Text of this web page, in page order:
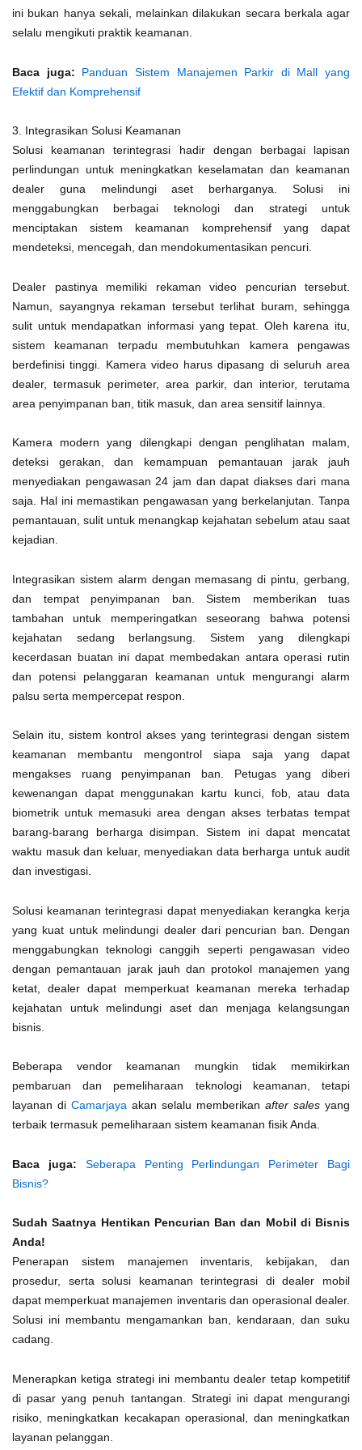
ini bukan hanya sekali, melainkan dilakukan secara berkala agar
selalu mengikuti praktik keamanan.
Baca juga:
Panduan Sistem Manajemen Parkir di Mall yang
Efektif dan Komprehensif
3. Integrasikan Solusi Keamanan
Solusi keamanan terintegrasi hadir dengan berbagai lapisan
perlindungan untuk meningkatkan keselamatan dan keamanan
dealer guna melindungi aset berharganya. Solusi ini
menggabungkan berbagai teknologi dan strategi untuk
menciptakan sistem keamanan komprehensif yang dapat
mendeteksi, mencegah, dan mendokumentasikan pencuri.
Dealer pastinya memiliki rekaman video pencurian tersebut.
Namun, sayangnya rekaman tersebut terlihat buram, sehingga
sulit untuk mendapatkan informasi yang tepat. Oleh karena itu,
sistem keamanan terpadu membutuhkan kamera pengawas
berdefinisi tinggi. Kamera video harus dipasang di seluruh area
dealer, termasuk perimeter, area parkir, dan interior, terutama
area penyimpanan ban, titik masuk, dan area sensitif lainnya.
Kamera modern yang dilengkapi dengan penglihatan malam,
deteksi gerakan, dan kemampuan pemantauan jarak jauh
menyediakan pengawasan 24 jam dan dapat diakses dari mana
saja. Hal ini memastikan pengawasan yang berkelanjutan. Tanpa
pemantauan, sulit untuk menangkap kejahatan sebelum atau saat
kejadian.
Integrasikan sistem alarm dengan memasang di pintu, gerbang,
dan tempat penyimpanan ban. Sistem memberikan tuas
tambahan untuk memperingatkan seseorang bahwa potensi
kejahatan sedang berlangsung. Sistem yang dilengkapi
kecerdasan buatan ini dapat membedakan antara operasi rutin
dan potensi pelanggaran keamanan untuk mengurangi alarm
palsu serta mempercepat respon.
Selain itu, sistem kontrol akses yang terintegrasi dengan sistem
keamanan membantu mengontrol siapa saja yang dapat
mengakses ruang penyimpanan ban. Petugas yang diberi
kewenangan dapat menggunakan kartu kunci, fob, atau data
biometrik untuk memasuki area dengan akses terbatas tempat
barang-barang berharga disimpan. Sistem ini dapat mencatat
waktu masuk dan keluar, menyediakan data berharga untuk audit
dan investigasi.
Solusi keamanan terintegrasi dapat menyediakan kerangka kerja
yang kuat untuk melindungi dealer dari pencurian ban. Dengan
menggabungkan teknologi canggih seperti pengawasan video
dengan pemantauan jarak jauh dan protokol manajemen yang
ketat, dealer dapat memperkuat keamanan mereka terhadap
kejahatan untuk melindungi aset dan menjaga kelangsungan
bisnis.
Beberapa vendor keamanan mungkin tidak memikirkan
pembaruan dan pemeliharaan teknologi keamanan, tetapi
layanan di Camarjaya akan selalu memberikan after sales yang
terbaik termasuk pemeliharaan sistem keamanan fisik Anda.
Baca juga:
Seberapa Penting Perlindungan Perimeter Bagi
Bisnis?
Sudah Saatnya Hentikan Pencurian Ban dan Mobil di Bisnis
Anda!
Penerapan sistem manajemen inventaris, kebijakan, dan
prosedur, serta solusi keamanan terintegrasi di dealer mobil
dapat memperkuat manajemen inventaris dan operasional dealer.
Solusi ini membantu mengamankan ban, kendaraan, dan suku
cadang.
Menerapkan ketiga strategi ini membantu dealer tetap kompetitif
di pasar yang penuh tantangan. Strategi ini dapat mengurangi
risiko, meningkatkan kecakapan operasional, dan meningkatkan
layanan pelanggan.